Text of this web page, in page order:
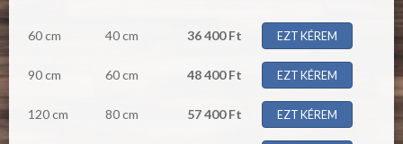
60 cm 40 cm 36 400 Ft EZT KÉREM
90 cm 60 cm 48 400 Ft EZT KÉREM
120 cm 80 cm 57 400 Ft EZT KÉREM